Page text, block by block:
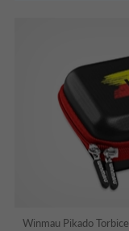
Winmau Pikado Torbice